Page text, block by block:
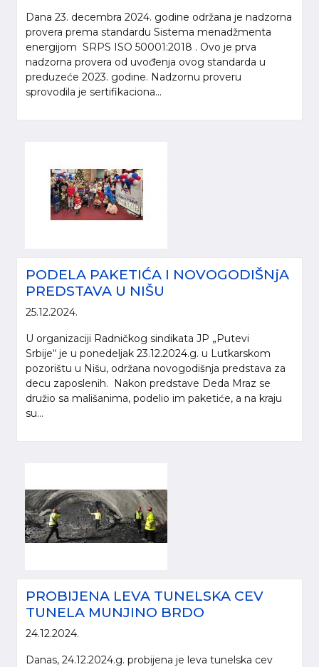
Dana 23. decembra 2024. godine održana je nadzorna
provera prema standardu Sistema menadžmenta
energijom SRPS ISO 50001:2018 . Ovo je prva
nadzorna provera od uvođenja ovog standarda u
preduzeće 2023. godine. Nadzornu proveru
sprovodila je sertifikaciona...
PODELA PAKETIĆA I NOVOGODIŠNjA
PREDSTAVA U NIŠU
25.12.2024.
U organizaciji Radničkog sindikata JP „Putevi
Srbije“ je u ponedeljak 23.12.2024.g. u Lutkarskom
pozorištu u Nišu, održana novogodišnja predstava za
decu zaposlenih. Nakon predstave Deda Mraz se
družio sa mališanima, podelio im paketiće, a na kraju
su...
PROBIJENA LEVA TUNELSKA CEV
TUNELA MUNJINO BRDO
24.12.2024.
Danas, 24.12.2024.g. probijena je leva tunelska cev